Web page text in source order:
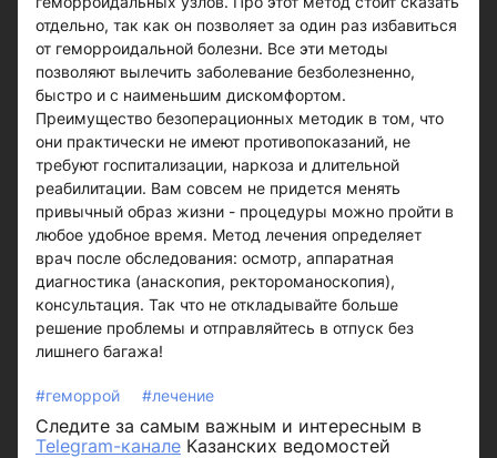
отдельно, так как он позволяет за один раз избавиться
от геморроидальной болезни. Все эти методы
позволяют вылечить заболевание безболезненно,
быстро и с наименьшим дискомфортом.
Преимущество безоперационных методик в том, что
они практически не имеют противопоказаний, не
требуют госпитализации, наркоза и длительной
реабилитации. Вам совсем не придется менять
привычный образ жизни - процедуры можно пройти в
любое удобное время. Метод лечения определяет
врач после обследования: осмотр, аппаратная
диагностика (анаскопия, ректороманоскопия),
консультация. Так что не откладывайте больше
решение проблемы и отправляйтесь в отпуск без
лишнего багажа!
#геморрой #лечение
Следите за самым важным и интересным в
Telegram-канале Казанских ведомостей